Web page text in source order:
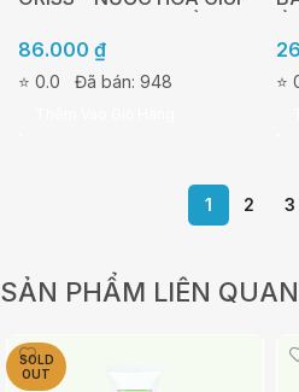
BIỆT LÀ VÙNG KÍN – 10ML
86.000 ₫
⭐ 0.0 Đã bán: 948 ⭐
1 2 3
SẢN PHẨM LIÊN QUAN
SOLD
OUT